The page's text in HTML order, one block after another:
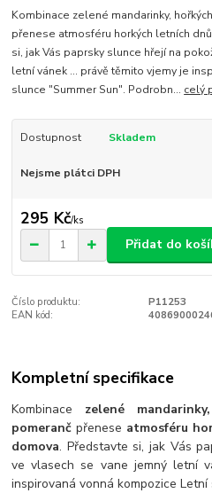
Kombinace zelené mandarinky,
přenese atmosféru horkých letních
si, jak Vás paprsky slunce hřejí na
letní vánek ... právě těmito vjemy je
slunce "Summer Sun". Podrobn... celý
Dostupnost Skladem
Nejsme plátci DPH
295 Kč/ks
Přidat do
Číslo produktu:
P11253
EAN kód:
Kompletní specifikace
Kombinace zelené
pomeranč přenese atmosféru
domova. Představte si, jak Vás
ve vlasech se vane jemný letní
inspirovaná vonná kompozice